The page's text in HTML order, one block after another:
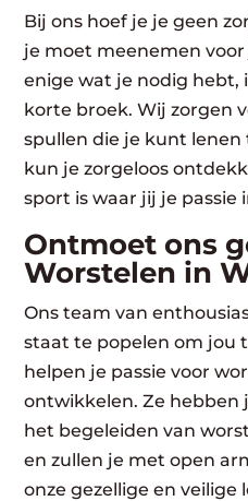
Bij ons hoef je je geen
je moet meenemen
enige wat je nodig hebt,
korte broek. Wij zorgen
spullen die je kunt lenen
kun je zorgeloos
sport is waar jij je passie
Ontmoet ons
Worstelen in
Ons team van
staat te popelen om jou
helpen je passie voor
ontwikkelen. Ze hebben
het begeleiden van
en zullen je met open
onze gezellige en veilige